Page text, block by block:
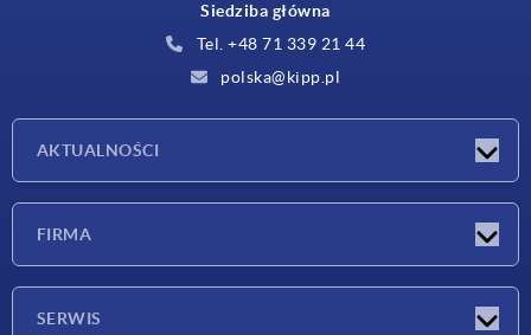
Siedziba główna
Tel. +48 71 339 21 44
polska@kipp.pl
AKTUALNOŚCI
FIRMA
SERWIS